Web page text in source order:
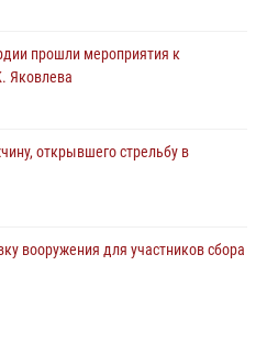
прошли мероприятия к
Яковлева
открывшего стрельбу в
вооружения для участников сбора